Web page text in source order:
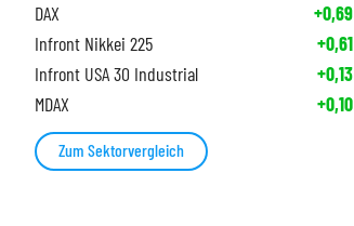
DAX
+0,69
Infront Nikkei 225 +0,61
Infront USA 30 Industrial +0,13
MDAX +0,10
Zum Sektorvergleich